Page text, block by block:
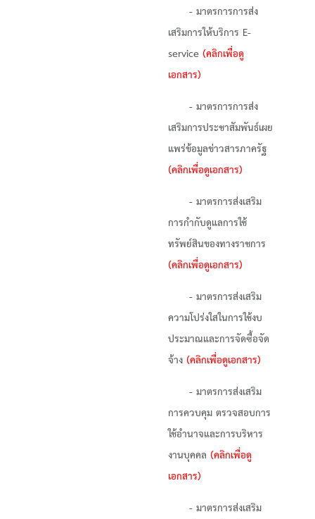
- มาตรการการส่ง
เสริมการให้บริการ E-
service (คลิกเพื่อดู
เอกสาร)
- มาตรการการส่ง
เสริมการประชาสัมพันธ์เผย
แพร่ข้อมูลข่าวสารภาครัฐ
(คลิกเพื่อดูเอกสาร)
- มาตรการส่งเสริม
การกำกับดูแลการใช้
ทรัพย์สินของทางราชการ
(คลิกเพื่อดูเอกสาร)
- มาตรการส่งเสริม
ความโปร่งใสในการใช้งบ
ประมาณและการจัดซื้อจัด
จ้าง (คลิกเพื่อดูเอกสาร)
- มาตรการส่งเสริม
การควบคุม ตรวจสอบการ
ใช้อำนาจและการบริหาร
งานบุคคล (คลิกเพื่อดู
เอกสาร)
- มาตรการส่งเสริม